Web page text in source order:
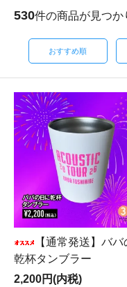
530件の商品が見つか
おすすめ順
【通常発送】ババ
乾杯タンブラー
2,200円(内税)